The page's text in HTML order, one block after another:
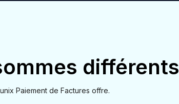
différents
Paiement de Factures offre.